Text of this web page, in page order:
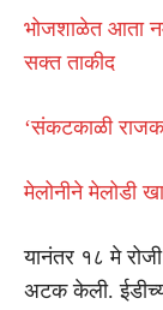
भोजशाळेत आता
सक्त ताकीद
‘संकटकाळी
मेलोनीने मेलोडी
यानंतर १८ मे
अटक केली.